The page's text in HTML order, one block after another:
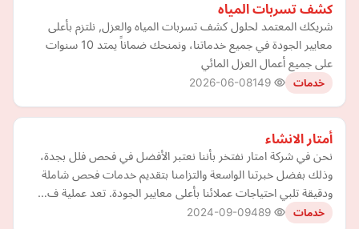
كشف تسربات المياه
شريكك المعتمد لحلول كشف تسربات المياه والعزل, نلتزم بأعلى
معايير الجودة في جميع خدماتنا، ونمنحك ضماناً يمتد 10 سنوات
على جميع أعمال العزل المائي
خدمات 2026-06-08
أمتار الانشاء
نحن في شركة امتار نفتخر بأننا نعتبر الأفضل في فحص فلل بجدة،
وذلك بفضل خبرتنا الواسعة والتزامنا بتقديم خدمات فحص شاملة
ودقيقة تلبي احتياجات عملائنا بأعلى معايير الجودة. تعد عملية ف…
خدمات 2024-09-09